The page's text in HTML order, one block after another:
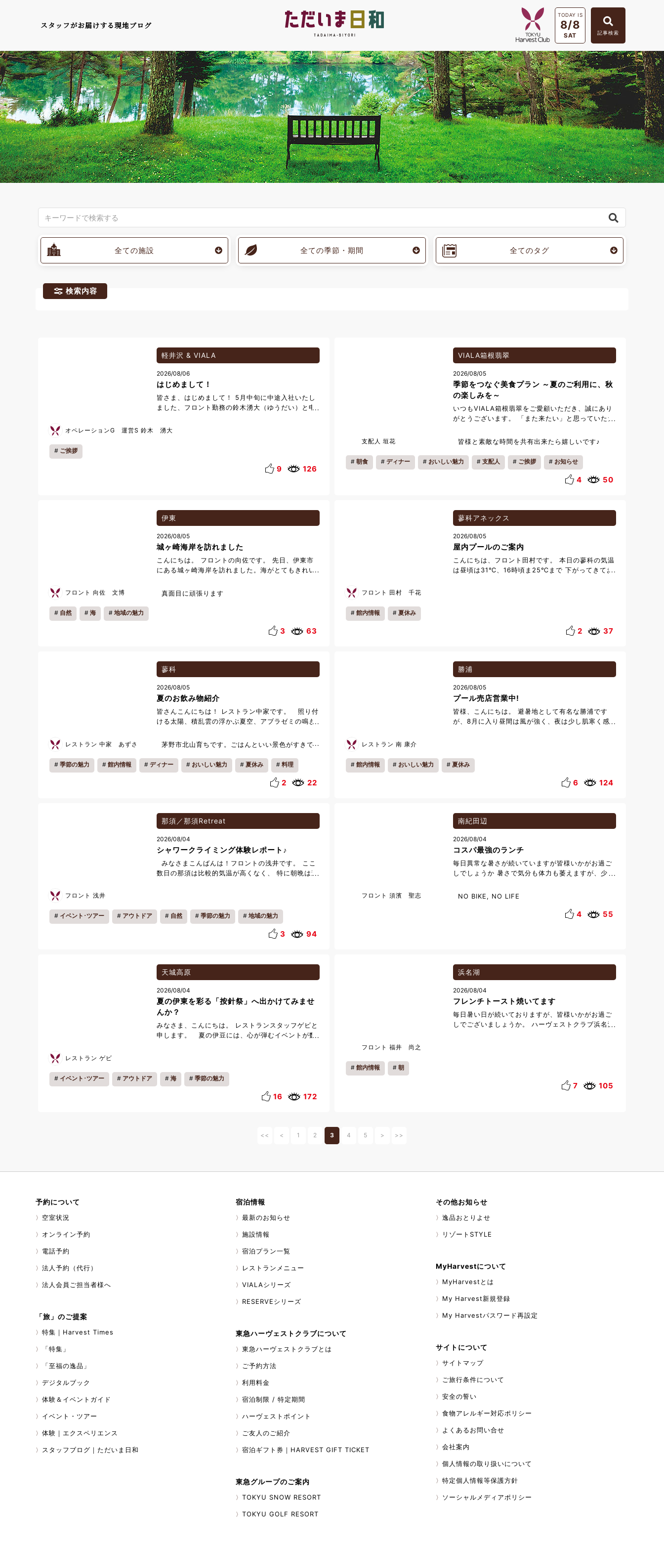
スタッフがお届けする現地ブログ
TODAY IS
8/8
SAT 記事検索
全ての施設 全ての季節・期間 全てのタグ
検索内容
軽井沢 & VIALA
2026/08/06
はじめまして！
皆さま、はじめまして！ 5月中旬に中途入社いたし
ました、フロント勤務の鈴木湧大（ゆうだい）と申
沢にはプライベートで何度か訪れた程度だったので
ます。 趣味は映画鑑賞と野球観戦です。 ホテルで
オペレーションG 運営S 鈴木 湧大
ご挨拶
9 126
VIALA箱根翡翠
2026/08/05
季節をつなぐ美食プラン ～夏のご利用に、秋
の楽しみを～
いつもVIALA箱根翡翠をご愛顧いただき、誠にあり
がとうございます。 「また来たい」と思っていただ
プランをご用意いたしました。 2026年8月1日～9
月30日の期間中に、対象の2食付きセットをご利用
いただいたお客様へ、 **10月・11月にご利用いた
だける施設利用券（お一人様3,000円分）**をプレ
ゼントいたします。 夏の景色を楽しみ、 次は紅葉
嬉しく思います。 皆さまの「おかえり」を、スタッ
フ一同心よりお待ちしております。 ■季節をつな
ぐ美食プラン ～夏のご利用に、秋の楽しみを～ 対
象期間 2026年8月1日（土）～9月30日（水）に対
象の2食付きセットをご利用のお客様 特典 10月・11
月にご利用いただける施設利用券 お一人様につき
3,000円分プレゼント 季節をつなぐ美食プラン ※
支配人 垣花 皆様と素敵な時間を共有出来たら嬉しいです♪
朝食 ディナー おいしい魅力 支配人 ご挨拶 お知らせ
4 50
伊東
2026/08/05
城ヶ崎海岸を訪れました
こんにちは。 フロントの向佐です。 先日、伊東市
にある城ヶ崎海岸を訪れました。海がとてもきれい
れました。 城ヶ崎海岸の名所である門脇つり橋を渡
ると、海を一望することができ、橋の上から眺める
は、観光名所として多くの方に親しまれており、城
沿いを散策しながら気持ちよく過ごすことができま
した。海の写真や岩場で写真を撮られている観光客
の方もたくさんいらっしゃいました。 皆様もぜひ、
城ヶ崎海岸を訪れてみてはいかがでしょうか。
フロント 向佐 文博 真面目に頑張ります
自然 海 地域の魅力
3 63
蓼科アネックス
2026/08/05
屋内プールのご案内
こんにちは、フロント田村です。 本日の蓼科の気温
は昼頃は31℃、16時頃ま25℃まで 下がってきてお
いただけるよう2種類ございます。 【大人用プー
tokyu.com/activity/swimming-pool/ 皆様のご利
用お待ちしております。
フロント 田村 千花
館内情報 夏休み
2 37
蓼科
2026/08/05
夏のお飲み物紹介
皆さんこんにちは！ レストラン中家です。 照り付
ける太陽、積乱雲の浮かぶ夏空、アブラゼミの鳴き
実感する日々です。 ラコルタの夏のお飲み物紹介
第3弾です。 日本酒、カクテルとご紹介して参りま
したが、今回はワインのご紹介です。 今年のラコル
タは、グラスワインを定期的に変更してご用意して
おります！ 今日どんなワインがあるかはその日のお
レストラン 中家 あずさ
茅野市北山育ちです。ごはんといい景色がすきで
季節の魅力 館内情報 ディナー おいしい魅力 夏休み 料理
2 22
勝浦
2026/08/05
プール売店営業中!
皆様、こんにちは。 避暑地として有名な勝浦です
が、8月に入り昼間は風が強く、夜は少し肌寒く感
いる売店では、焼きそばやソーセージなどの屋台の
定番メニューをはじめ、ナゲットや焼きおにぎりな
どのホットフードも数量限定でご用意しておりま
ズンアルコールなど暑さを和らげるメニューも多数
ご用意しております。プールサイドでのんびりした
いという方にもお楽しみ頂けますのでプールご利用
の際はぜひ売店もお立ち寄りくださいませ。 ◎プ
ール売店 営業時間 9:00~17:00 ※プールは
9:00~18:00で営業しております。
レストラン 南 康介
館内情報 おいしい魅力 夏休み
6 124
那須／那須Retreat
2026/08/04
シャワークライミング体験レポート♪
みなさまこんばんは！フロントの浅井です。 ここ
数日の那須は比較的気温が高くなく、 特に朝晩は過
たので、ご報告いたします！！ 今回体験したのは、
シャワークライミングです。 ライフジャケットやヘ
ルメットを着用し、川を上ったり流れたり、飛び込
かあり、お子様もご参加できますので、 詳しくは
【那須アウトバックツアーズ】さんのHPをご確認く
ださい！ 那須アウトバックツアーズ
フロント 浅井
イベント･ツアー アウトドア 自然 季節の魅力 地域の魅力
3 94
南紀田辺
2026/08/04
コスパ最強のランチ
毎日異常な暑さが続いていますが皆様いかがお過ご
しでしょうか 暑さで気分も体力も萎えますが、少し
和歌山県白浜町中にある「くおり亭」は、地元企業
の社員食堂でありながら一般客も利用が可能。人気
はコスパ最強の「日替わり定食」（７００円）で、
員食堂 くおり亭へはホテルから約10km、お車で約
20分です。 住所 和歌山県西牟婁郡白浜町
中1701-3 電話 050-1807-3391 営業時
間 11：30～14：00(L.O.13:30) 定休日
土曜日・日曜日・祝日 駐車場 有り
フロント 須濱 聖志 NO BIKE, NO LIFE
4 55
天城高原
2026/08/04
夏の伊東を彩る「按針祭」へ出かけてみませ
んか？
みなさま、こんにちは。 レストランスタッフゲビと
申します。 夏の伊豆には、心が弾むイベントが数
ビーチ周辺で開催される、伊東市を代表する夏祭り
です。 祭りの期間中は、幻想的な灯籠流しや、迫
力ある和太鼓演奏など、日本の夏を感じられる催し
ではの特別な夏の風景です。 夏の思い出づくり
したひとときをお過ごしください。 みなさまのお越
8月8日（土）～8月10日（月） 主なイベント 灯籠
流し 和太鼓演奏 海上花火大会（8月10日・約
20,000発） ホテルから約37分 （伊東オレンジビ
レストラン ゲビ
イベント･ツアー アウトドア 海 季節の魅力
16 172
浜名湖
2026/08/04
フレンチトースト焼いてます
毎日暑い日が続いておりますが、皆様いかがお過ご
しでございましょうか。 ハーヴェストクラブ浜名湖
勤務にもつかせていただいております。 朝食の時間
フロント 福井 尚之
館内情報 朝
7 105
<< < 1 2 3 4 5 > >>
予約について
空室状況
オンライン予約
電話予約
法人予約（代行）
法人会員ご担当者様へ
「旅」のご提案
特集｜Harvest Times
「特集」
「至福の逸品」
デジタルブック
体験＆イベントガイド
イベント・ツアー
体験｜エクスペリエンス
スタッフブログ｜ただいま日和
宿泊情報
最新のお知らせ
施設情報
宿泊プラン一覧
レストランメニュー
VIALAシリーズ
RESERVEシリーズ
東急ハーヴェストクラブについて
東急ハーヴェストクラブとは
ご予約方法
利用料金
宿泊制限 / 特定期間
ハーヴェストポイント
ご友人のご紹介
宿泊ギフト券｜HARVEST GIFT TICKET
東急グループのご案内
TOKYU SNOW RESORT
TOKYU GOLF RESORT
その他お知らせ
逸品おとりよせ
リゾートSTYLE
MyHarvestについて
MyHarvestとは
My Harvest新規登録
My Harvestパスワード再設定
サイトについて
サイトマップ
ご旅行条件について
安全の誓い
食物アレルギー対応ポリシー
よくあるお問い合せ
会社案内
個人情報の取り扱いについて
特定個人情報等保護方針
ソーシャルメディアポリシー